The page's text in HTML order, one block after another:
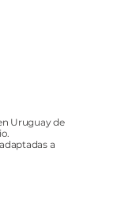
Uruguay de
a